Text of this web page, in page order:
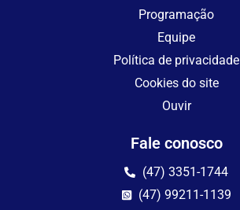
Programação
Equipe
Política de privacidade
Cookies do site
Ouvir
Fale conosco
(47) 3351-1744
(47) 99211-1139